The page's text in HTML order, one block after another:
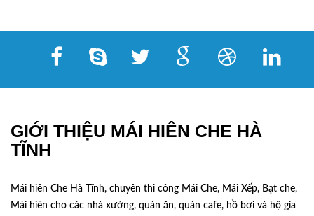
GIỚI THIỆU MÁI HIÊN CHE HÀ
TĨNH
Mái hiên Che Hà Tĩnh, chuyên thi công Mái Che, Mái Xếp, Bạt che,
Mái hiên cho các nhà xưởng, quán ăn, quán cafe, hồ bơi và hộ gia